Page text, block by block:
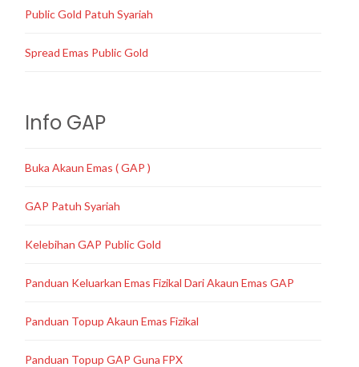
Public Gold Patuh Syariah
Spread Emas Public Gold
Info GAP
Buka Akaun Emas ( GAP )
GAP Patuh Syariah
Kelebihan GAP Public Gold
Panduan Keluarkan Emas Fizikal Dari Akaun Emas GAP
Panduan Topup Akaun Emas Fizikal
Panduan Topup GAP Guna FPX